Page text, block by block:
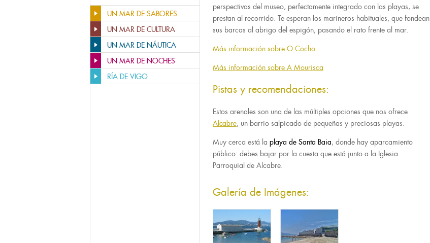
UN MAR DE SABORES
UN MAR DE CULTURA
UN MAR DE NÁUTICA
UN MAR DE NOCHES
RÍA DE VIGO
perspectivas del museo, perfectamente integrado con las playas, se
prestan al recorrido. Te esperan los marineros habituales, que fondean
sus barcas al abrigo del espigón, pasando el rato frente al mar.
Más información sobre O Cocho
Más información sobre A Mourisca
Pistas y recomendaciones:
Estos arenales son una de las múltiples opciones que nos ofrece
Alcabre, un barrio salpicado de pequeñas y preciosas playas.
Muy cerca está la playa de Santa Baia, donde hay aparcamiento
público: debes bajar por la cuesta que está junto a la Iglesia
Parroquial de Alcabre.
Galería de Imágenes: